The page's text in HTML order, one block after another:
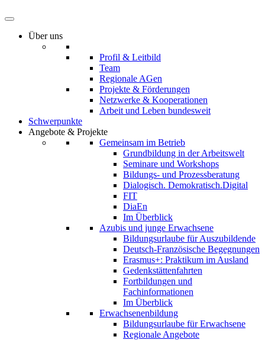
Über uns
Profil & Leitbild
Team
Regionale AGen
Projekte & Förderungen
Netzwerke & Kooperationen
Arbeit und Leben bundesweit
Schwerpunkte
Angebote & Projekte
Gemeinsam im Betrieb
Grundbildung in der Arbeitswelt
Seminare und Workshops
Bildungs- und Prozessberatung
Dialogisch. Demokratisch.Digital
FIT
DiaEn
Im Überblick
Azubis und junge Erwachsene
Bildungsurlaube für Auszubildende
Deutsch-Französische Begegnungen
Erasmus+: Praktikum im Ausland
Gedenkstättenfahrten
Fortbildungen und
Fachinformationen
Im Überblick
Erwachsenenbildung
Bildungsurlaube für Erwachsene
Regionale Angebote